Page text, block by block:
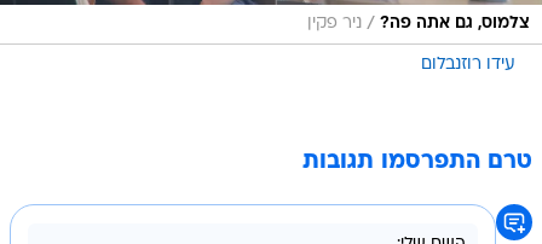
צלמוס, גם אתה פה? / ניר פקין
עידו רוזנבלום
טרם התפרסמו תגובות